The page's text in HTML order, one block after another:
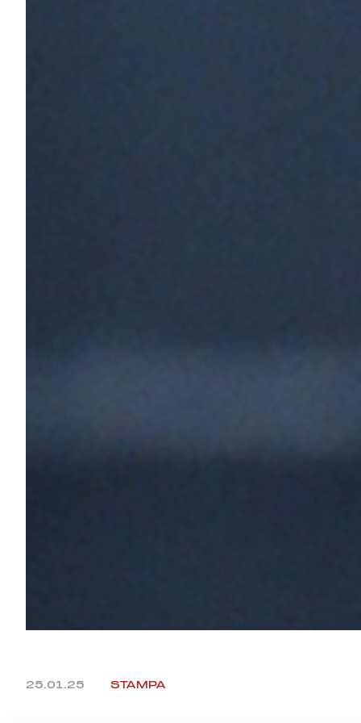
25.01.25 STAMPA